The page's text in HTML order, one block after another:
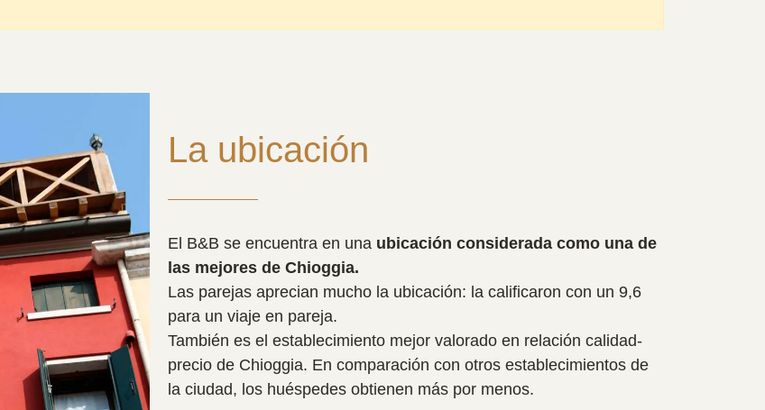
La ubicación
El B&B se encuentra en una ubicación considerada como una de
las mejores de Chioggia.
Las parejas aprecian mucho la ubicación: la calificaron con un 9,6
para un viaje en pareja.
También es el establecimiento mejor valorado en relación calidad-
precio de Chioggia. En comparación con otros establecimientos de
la ciudad, los huéspedes obtienen más por menos.